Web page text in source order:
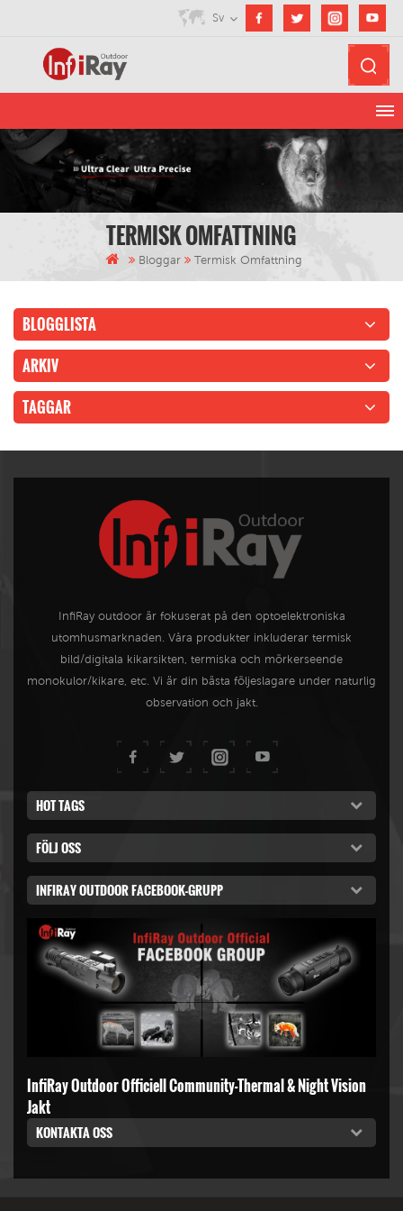
Sv
TERMISK OMFATTNING
Bloggar Termisk Omfattning
BLOGGLISTA
ARKIV
TAGGAR
InfiRay outdoor är fokuserat på den optoelektroniska
utomhusmarknaden. Våra produkter inkluderar termisk
bild/digitala kikarsikten, termiska och mörkerseende
monokulor/kikare, etc. Vi är din bästa följeslagare under naturlig
observation och jakt.
HOT TAGS
FÖLJ OSS
INFIRAY OUTDOOR FACEBOOK-GRUPP
InfiRay Outdoor Officiell Community-Thermal & Night Vision
Jakt
KONTAKTA OSS